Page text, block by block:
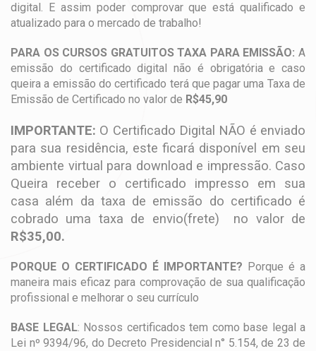
digital. E assim poder comprovar que está qualificado e
atualizado para o mercado de trabalho!
PARA OS CURSOS GRATUITOS TAXA PARA EMISSÃO: A
emissão do certificado digital não é obrigatória e caso
queira a emissão do certificado terá que pagar uma Taxa de
Emissão de Certificado no valor de R$45,90
IMPORTANTE: O Certificado Digital NÃO é enviado
para sua residência, este ficará disponível em seu
ambiente virtual para download e impressão. Caso
Queira receber o certificado impresso em sua
casa além da taxa de emissão do certificado é
cobrado uma taxa de envio(frete) no valor de
R$35,00.
PORQUE O CERTIFICADO É IMPORTANTE? Porque é a
maneira mais eficaz para comprovação de sua qualificação
profissional e melhorar o seu currículo
BASE LEGAL: Nossos certificados tem como base legal a
Lei nº 9394/96, do Decreto Presidencial n° 5.154, de 23 de